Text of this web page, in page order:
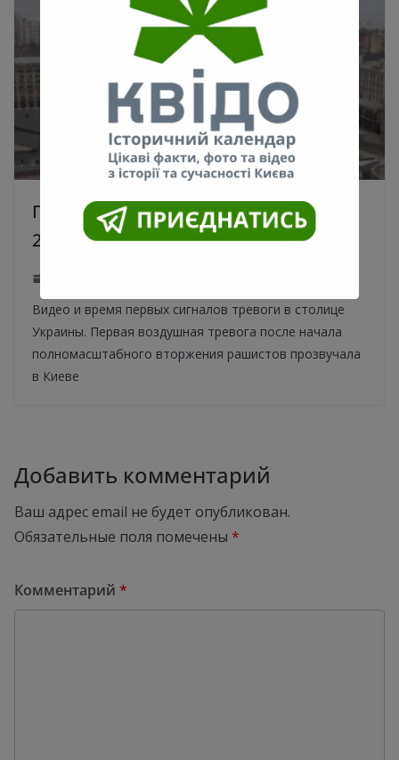
Первая воздушная тревога в Киеве
24.02.2022 года. Видео
Видео и время первых сигналов тревоги в столице
Украины. Первая воздушная тревога после начала
полномасштабного вторжения рашистов прозвучала
в Киеве
Добавить комментарий
Ваш адрес email не будет опубликован.
Обязательные поля помечены *
Комментарий *